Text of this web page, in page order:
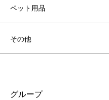
ペット用品
その他
グループ